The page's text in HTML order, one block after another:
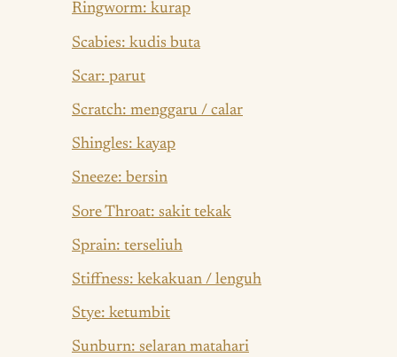
Ringworm: kurap
Scabies: kudis buta
Scar: parut
Scratch: menggaru / calar
Shingles: kayap
Sneeze: bersin
Sore Throat: sakit tekak
Sprain: terseliuh
Stiffness: kekakuan / lenguh
Stye: ketumbit
Sunburn: selaran matahari